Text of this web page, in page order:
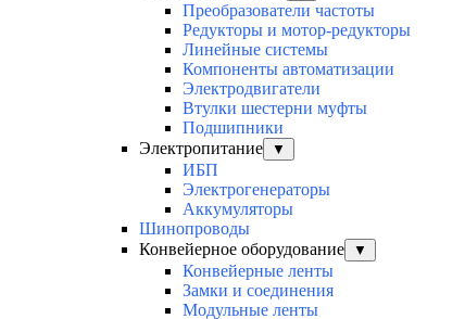
Преобразователи частоты
Редукторы и мотор-редукторы
Линейные системы
Компоненты автоматизации
Электродвигатели
Втулки шестерни муфты
Подшипники
Электропитание
▼
ИБП
Электрогенераторы
Аккумуляторы
Шинопроводы
Конвейерное оборудование
▼
Конвейерные ленты
Замки и соединения
Модульные ленты